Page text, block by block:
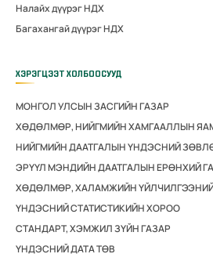
Налайх дүүрэг НДХ
Багахангай дүүрэг НДХ
ХЭРЭГЦЭЭТ ХОЛБООСУУД
МОНГОЛ УЛСЫН ЗАСГИЙН ГАЗАР
ХӨДӨЛМӨР, НИЙГМИЙН ХАМГААЛЛЫН
НИЙГМИЙН ДААТГАЛЫН ҮНДЭСНИЙ
ЭРҮҮЛ МЭНДИЙН ДААТГАЛЫН ЕРӨНХИЙ
ХӨДӨЛМӨР, ХАЛАМЖИЙН ҮЙЛЧИЛГЭЭНИЙ
ҮНДЭСНИЙ СТАТИСТИКИЙН ХОРОО
СТАНДАРТ, ХЭМЖИЛ ЗҮЙН ГАЗАР
ҮНДЭСНИЙ ДАТА ТӨВ